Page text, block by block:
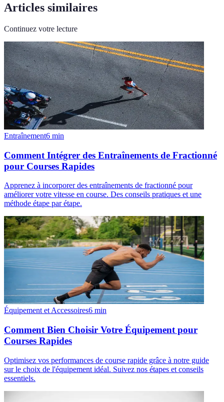
Articles similaires
Continuez votre lecture
Entraînement6 min
Comment Intégrer des Entraînements de Fractionné
pour Courses Rapides
Apprenez à incorporer des entraînements de fractionné pour
améliorer votre vitesse en course. Des conseils pratiques et une
méthode étape par étape.
Équipement et Accessoires6 min
Comment Bien Choisir Votre Équipement pour
Courses Rapides
Optimisez vos performances de course rapide grâce à notre guide
sur le choix de l'équipement idéal. Suivez nos étapes et conseils
essentiels.